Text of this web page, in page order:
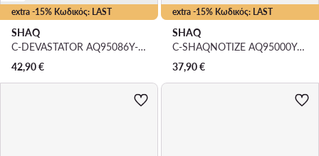
extra -15% Κωδικός: LAST
SHAQ
C-DEVASTATOR AQ95086Y-BLZ · Μπασκετικά Παπούτσια
42,90€
extra -15% Κωδικός: LAST
SHAQ
C-SHAQNOTIZE AQ95000Y-WNZ · Μπασκετικά Παπούτσια
37,90€